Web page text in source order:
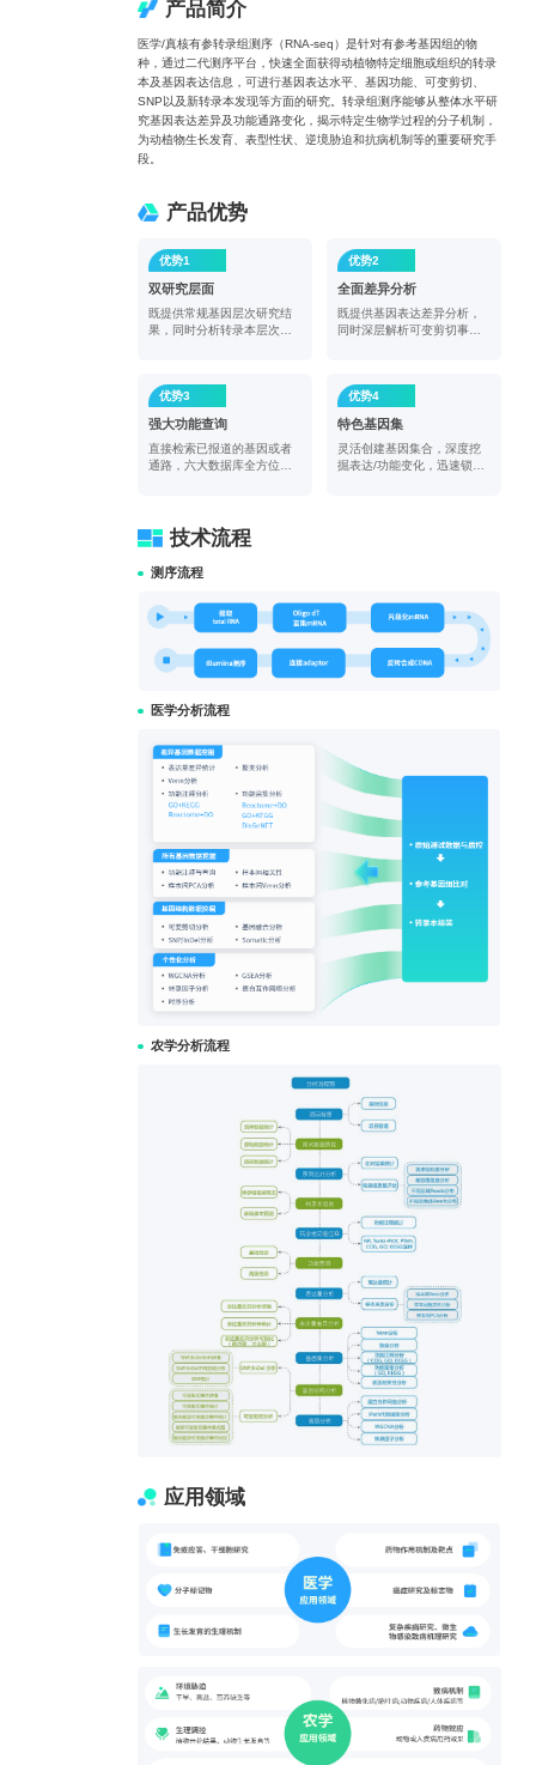
产品简介
医学/真核有参转录组测序（RNA-seq）是针对有参考基因组的物
种，通过二代测序平台，快速全面获得动植物特定细胞或组织的转录
本及基因表达信息，可进行基因表达水平、基因功能、可变剪切、
SNP以及新转录本发现等方面的研究。转录组测序能够从整体水平研
究基因表达差异及功能通路变化，揭示特定生物学过程的分子机制，
为动植物生长发育、表型性状、逆境胁迫和抗病机制等的重要研究手
段。
产品优势
优势1
双研究层面
既提供常规基因层次研究结
果，同时分析转录本层次带
优势2
全面差异分析
既提供基因表达差异分析，
同时深层解析可变剪切事件
优势3
强大功能查询
直接检索已报道的基因或者
通路，六大数据库全方位注
优势4
特色基因集
灵活创建基因集合，深度挖
掘表达/功能变化，迅速锁定
技术流程
测序流程
医学分析流程
农学分析流程
应用领域